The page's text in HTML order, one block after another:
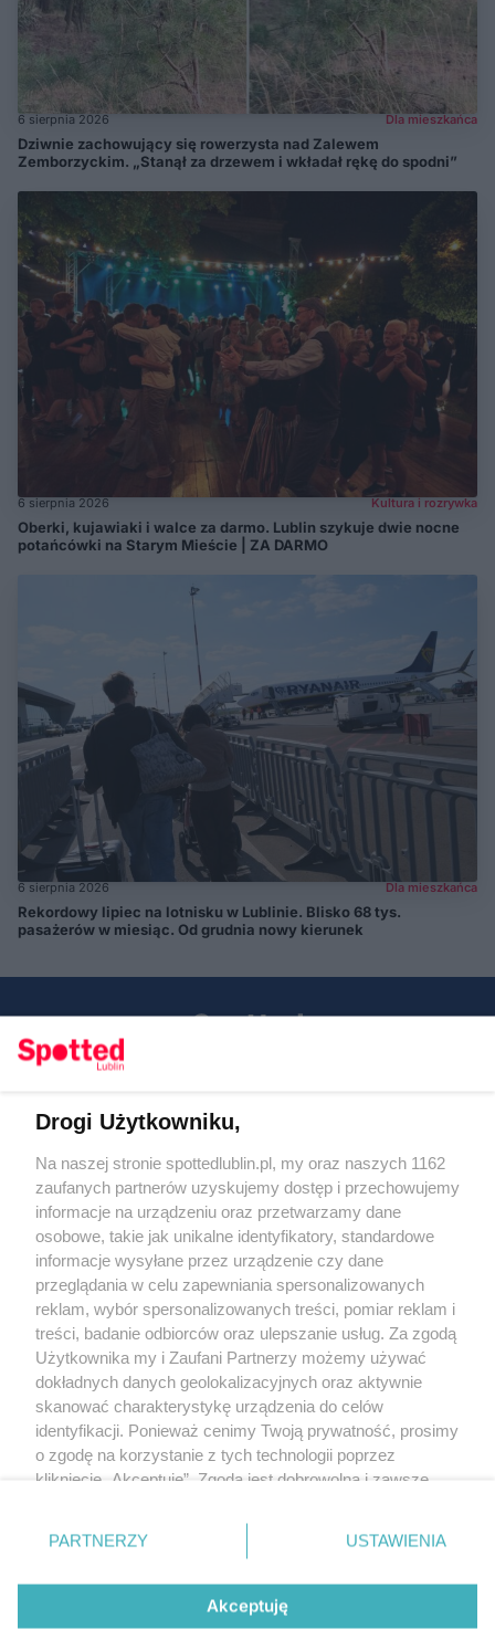
6 sierpnia 2026 Dla mieszkańca
Dziwnie zachowujący się rowerzysta nad Zalewem
Zemborzyckim. „Stanął za drzewem i wkładał rękę do spodni”
6 sierpnia 2026 Kultura i rozrywka
Oberki, kujawiaki i walce za darmo. Lublin szykuje dwie nocne
potańcówki na Starym Mieście | ZA DARMO
6 sierpnia 2026 Dla mieszkańca
Rekordowy lipiec na lotnisku w Lublinie. Blisko 68 tys.
pasażerów w miesiąc. Od grudnia nowy kierunek
KATEGORIE
OGŁOSZENIA
WYDARZENIA
NA SKRÓTY
Regulamin
Polityka prywatności
RODO
Warunki korzystania z treści
Drogi Użytkowniku,
Na naszej stronie spottedlublin.pl, my oraz naszych 1162
zaufanych partnerów uzyskujemy dostęp i przechowujemy
informacje na urządzeniu oraz przetwarzamy dane
osobowe, takie jak unikalne identyfikatory, standardowe
informacje wysyłane przez urządzenie czy dane
przeglądania w celu zapewniania spersonalizowanych
reklam, wybór spersonalizowanych treści, pomiar reklam i
treści, badanie odbiorców oraz ulepszanie usług. Za zgodą
Użytkownika my i Zaufani Partnerzy możemy używać
dokładnych danych geolokalizacyjnych oraz aktywnie
skanować charakterystykę urządzenia do celów
identyfikacji. Ponieważ cenimy Twoją prywatność, prosimy
o zgodę na korzystanie z tych technologii poprzez
kliknięcie „Akceptuję”. Zgoda jest dobrowolna i zawsze
prywatności znajdujący się w lewym dolnym rogu strony
. Niektóre rodzaje przetwarzania danych nie wymagają
zgody użytkownika, ale masz prawo sprzeciwić się
takiemu przetwarzaniu. Preferencje będą miały
zastosowania tylko na tej witrynie.
PARTNERZY USTAWIENIA
Akceptuję